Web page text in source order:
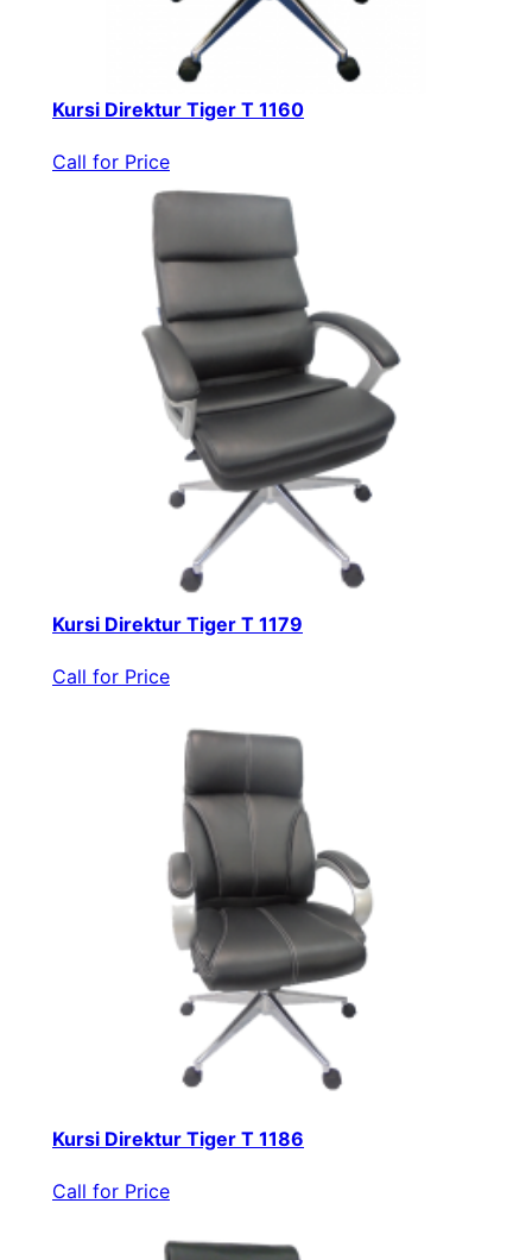
Kursi Direktur Tiger T 1160
Call for Price
Kursi Direktur Tiger T 1179
Call for Price
Kursi Direktur Tiger T 1186
Call for Price